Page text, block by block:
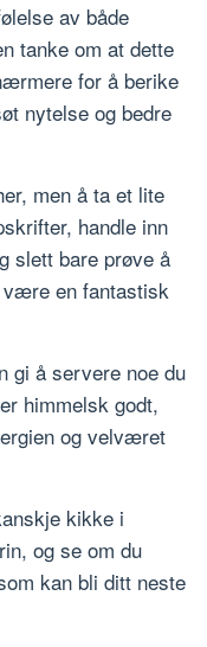
av både
tanke om at dette
for å berike
nytelse og bedre
men å ta et lite
handle inn
slett bare prøve å
være en fantastisk
gi å servere noe du
himmelsk godt,
og velværet
kikke i
og se om du
kan bli ditt neste